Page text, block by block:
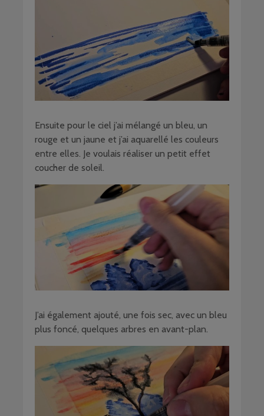
Ensuite pour le ciel j’ai mélangé un bleu, un
rouge et un jaune et j’ai aquarellé les couleurs
entre elles. Je voulais réaliser un petit effet
coucher de soleil.
J’ai également ajouté, une fois sec, avec un bleu
plus foncé, quelques arbres en avant-plan.